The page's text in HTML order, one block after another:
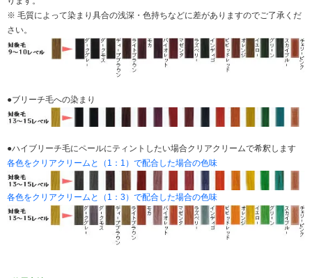
※ 毛質によって染まり具合の浅深・色持ちなどに差がありますのでご了承くだ
さい。
●ブリーチ毛への染まり
●ハイブリーチ毛にペールにティントしたい場合クリアクリームで希釈します
各色をクリアクリームと（1：1）で配合した場合の色味
各色をクリアクリームと（1：3）で配合した場合の色味